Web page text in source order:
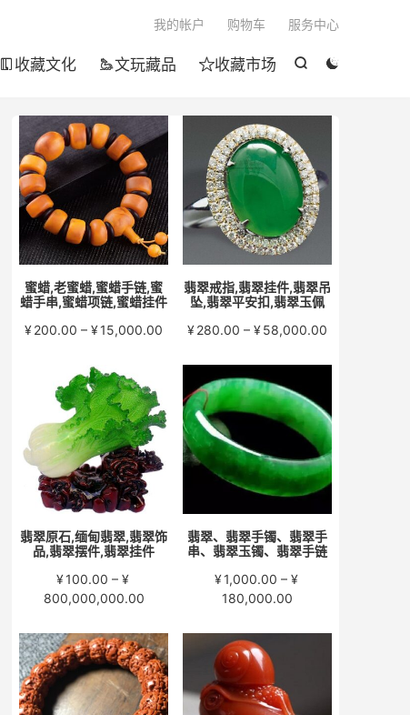


 收藏文化 文玩藏品 收藏市场
我的帐户 购物车 服务中心
蜜蜡,老蜜蜡,蜜蜡手链,蜜
蜡手串,蜜蜡项链,蜜蜡挂件
¥200.00 – ¥15,000.00
¥200.00
至
¥15,000.00
翡翠戒指,翡翠挂件,翡翠吊
坠,翡翠平安扣,翡翠玉佩
¥280.00 – ¥58,000.00
范
至
¥58,000.00
翡翠原石,缅甸翡翠,翡翠饰
品,翡翠摆件,翡翠挂件
¥100.00 – ¥
800,000,000.00价
范
围：
¥100.00
至
¥800,000,000.00
翡翠、翡翠手镯、翡翠手
串、翡翠玉镯、翡翠手链
¥1,000.00 – ¥
180,000.00
范
¥180,000.00